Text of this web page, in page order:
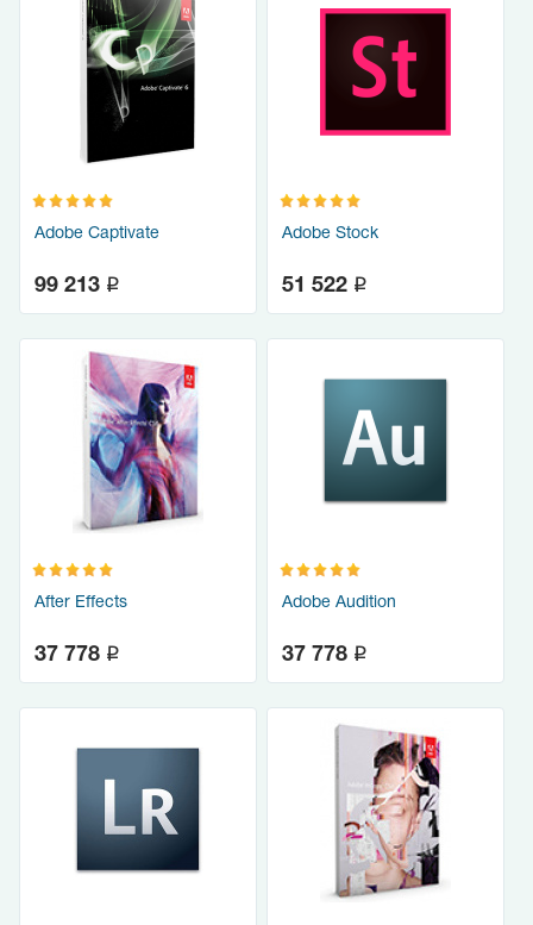
Adobe Captivate
99 213 q
Adobe Stock
51 522 q
After Effects
37 778 q
Adobe Audition
37 778 q